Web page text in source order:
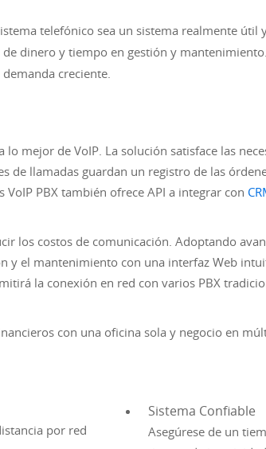
telefónico sea un sistema realmente útil
dinero y tiempo en gestión y mantenimiento.
creciente.
mejor de VoIP. La solución satisface las
de llamadas guardan un registro de las
PBX también ofrece API a integrar con
los costos de comunicación. Adoptando
y el mantenimiento con una interfaz Web
la conexión en red con varios PBX
con una oficina sola y negocio en
por red
Sistema Confiable
Asegúrese de un